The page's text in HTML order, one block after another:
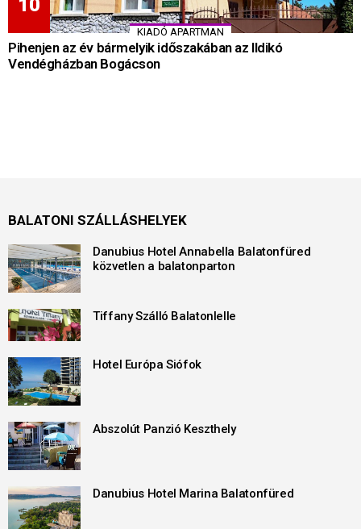
KIADÓ APARTMAN
Pihenjen az év bármelyik időszakában az Ildikó
Vendégházban Bogácson
BALATONI SZÁLLÁSHELYEK
Danubius Hotel Annabella Balatonfüred
közvetlen a balatonparton
Tiffany Szálló Balatonlelle
Hotel Európa Siófok
Abszolút Panzió Keszthely
Danubius Hotel Marina Balatonfüred